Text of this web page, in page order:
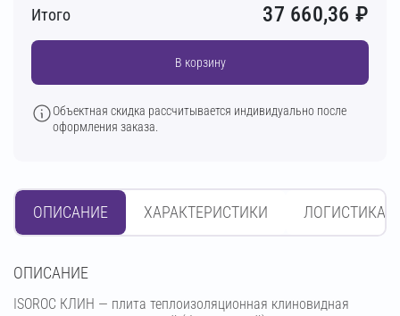
Итого
37 660,36 ₽
В корзину
Объектная скидка рассчитывается индивидуально после
оформления заказа.
ОПИСАНИЕ ХАРАКТЕРИСТИКИ ЛОГИСТИКА
OПИСАНИЕ
ISOROC КЛИН — плита теплоизоляционная клиновидная